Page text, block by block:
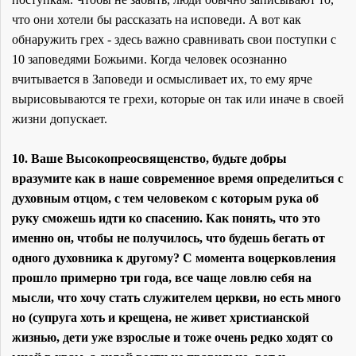
что они хотели бы рассказать на исповеди. А вот как
обнаружить грех - здесь важно сравнивать свои поступки с
10 заповедями Божьими. Когда человек осознанно
вчитывается в Заповеди и осмысливает их, то ему ярче
вырисовываются те грехи, которые он так или иначе в своей
жизни допускает.
10. Ваше Высокопреосвященство, будьте добры
вразумите как в наше современное время определиться с
духовным отцом, с тем человеком с которым рука об
руку сможешь идти ко спасению. Как понять, что это
именно он, чтобы не получилось, что будешь бегать от
одного духовника к другому? С момента воцерковления
прошло примерно три года, все чаще ловлю себя на
мысли, что хочу стать служителем церкви, но есть много
но (супруга хоть и крещена, не живет христианской
жизнью, дети уже взрослые и тоже очень редко ходят со